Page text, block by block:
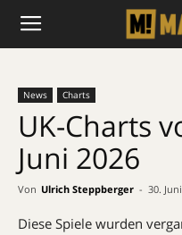
News Charts
UK-Charts
Juni 2026
Von Ulrich Steppberger - 30.
Diese Spiele wurden